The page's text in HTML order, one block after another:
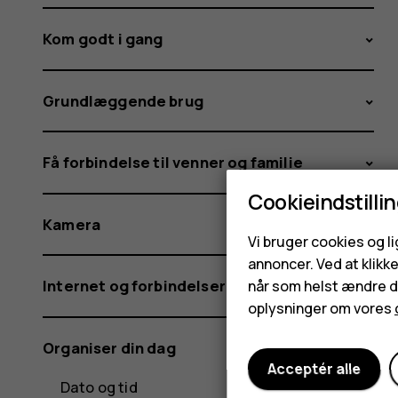
Kom godt i gang
Grundlæggende brug
Få forbindelse til venner og familie
Kamera
Internet og forbindelser
Organiser din dag
Dato og tid
Vi bruger cookies og
annoncer. Ved at
når som helst ændre
oplysninger om vores
Acceptér alle